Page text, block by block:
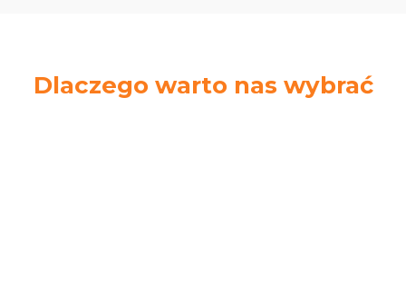
Dlaczego warto nas wybrać